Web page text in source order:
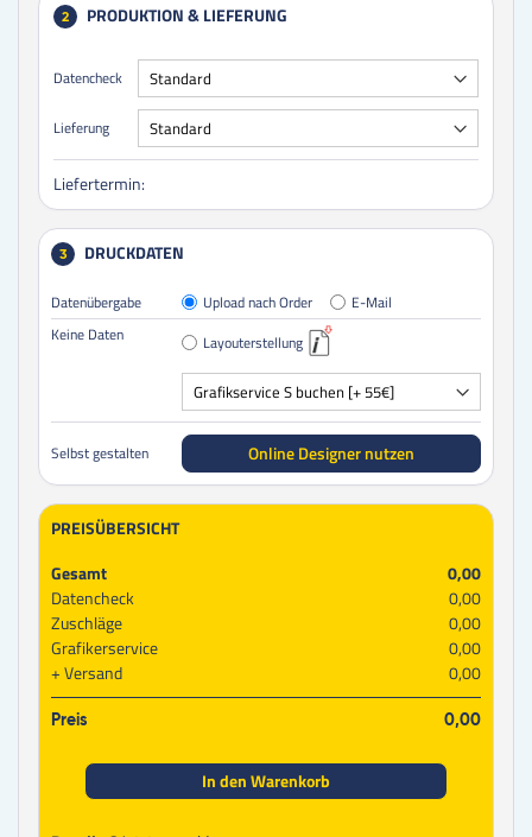
2 PRODUKTION & LIEFERUNG
Datencheck
Lieferung
Liefertermin:
3 DRUCKDATEN
Datenübergabe Upload nach Order
E-Mail
Keine Daten
Layouterstellung
Selbst gestalten Online Designer nutzen
PREISÜBERSICHT
Gesamt
0,00
Datencheck
0,00
Zuschläge
0,00
Grafikerservice
0,00
Versand
0,00
Preis 0,00
In den Warenkorb